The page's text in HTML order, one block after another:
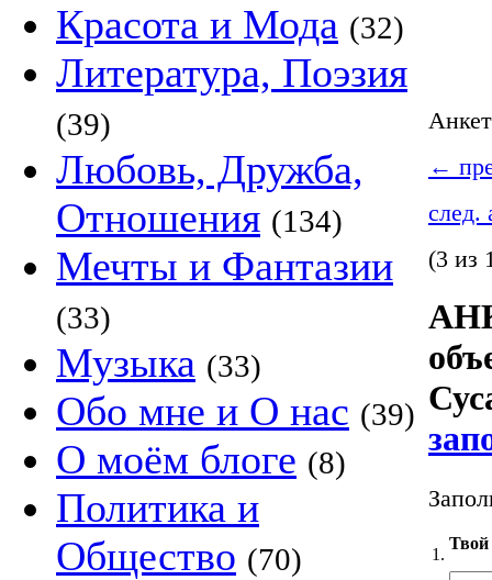
Красота и Мода (32)
Литература, Поэзия
(39)
Любовь, Дружба,
Отношения (134)
Мечты и Фантазии
(33)
Музыка (33)
Обо мне и О нас (39)
О моём блоге (8)
Политика и
Общество (70)
←
след.
(3 из
1.
Твой